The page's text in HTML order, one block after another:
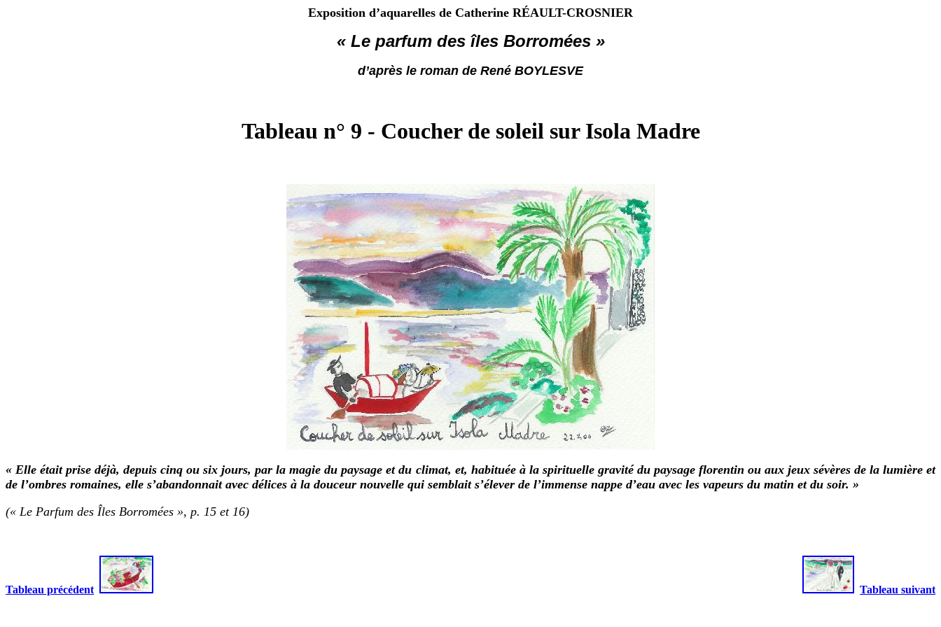
Exposition d’aquarelles de Catherine RÉAULT-CROSNIER
« Le parfum des îles Borromées »
d’après le roman de René BOYLESVE
Tableau n° 9 - Coucher de soleil sur Isola Madre
« Elle était prise déjà, depuis cinq ou six jours, par la magie du paysage et du climat, et, habituée à la spirituelle gravité du paysage florentin ou aux jeux sévères de la lumière et
de l’ombres romaines, elle s’abandonnait avec délices à la douceur nouvelle qui semblait s’élever de l’immense nappe d’eau avec les vapeurs du matin et du soir. »
(« Le Parfum des Îles Borromées », p. 15 et 16)
Tableau précédent Tableau suivant